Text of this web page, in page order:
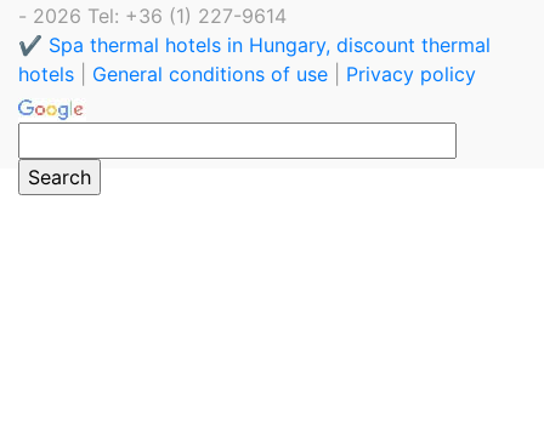
- 2026 Tel: +36 (1) 227-9614
✔️ Spa thermal hotels in Hungary, discount thermal
hotels
General conditions of use Privacy policy